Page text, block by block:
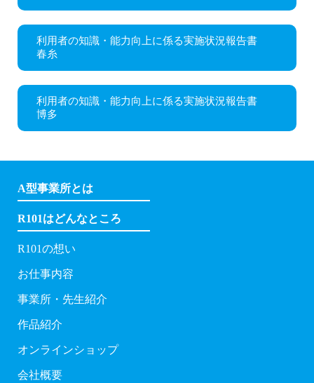
利用者の知識・能力向上に係る実施状況報告書
春糸
利用者の知識・能力向上に係る実施状況報告書
博多
A型事業所とは
R101はどんなところ
R101の想い
お仕事内容
事業所・先生紹介
作品紹介
オンラインショップ
会社概要